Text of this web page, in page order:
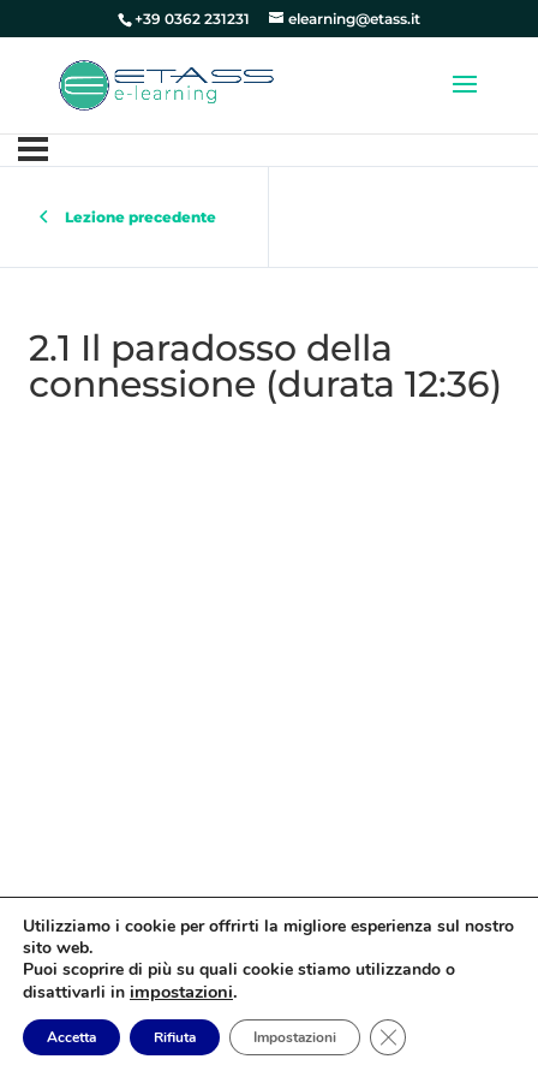
+39 0362 231231 elearning@etass.it
Lezione precedente
2.1 Il paradosso della
connessione (durata 12:36)
Utilizziamo i cookie per offrirti la migliore esperienza sul nostro
sito web.
Puoi scoprire di più su quali cookie stiamo utilizzando o
disattivarli in impostazioni.
Accetta Rifiuta Impostazioni Close GDPR